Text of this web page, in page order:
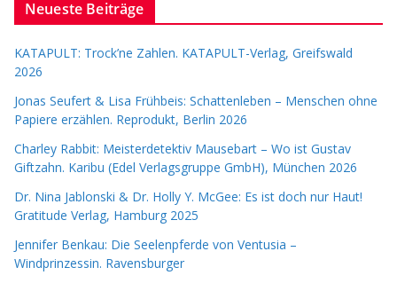
Neueste Beiträge
KATAPULT: Trock’ne Zahlen. KATAPULT-Verlag, Greifswald
2026
Jonas Seufert & Lisa Frühbeis: Schattenleben – Menschen ohne
Papiere erzählen. Reprodukt, Berlin 2026
Charley Rabbit: Meisterdetektiv Mausebart – Wo ist Gustav
Giftzahn. Karibu (Edel Verlagsgruppe GmbH), München 2026
Dr. Nina Jablonski & Dr. Holly Y. McGee: Es ist doch nur Haut!
Gratitude Verlag, Hamburg 2025
Jennifer Benkau: Die Seelenpferde von Ventusia –
Windprinzessin. Ravensburger